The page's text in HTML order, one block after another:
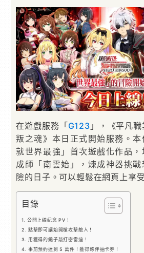
在遊戲服務「G123 」，《平凡
叛之魂》本日正式開始服務。
就世界最強」首次遊戲化作品
成師「南雲始」，煉成神器挑
險的日子。可以輕鬆在網頁上享
目錄
公開上線紀念 PV！
點擊即可讓始開槍攻擊敵人！
用獲得的鎚子敲打密雷迪！
事前預約達到 5 萬件！獲得夥伴抽卡券！